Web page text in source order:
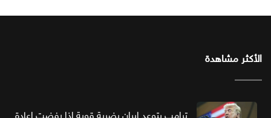
الأكثر مشاهدة
ترامب يتوعد إيران بضربة قوية إذا رفضت إعادة